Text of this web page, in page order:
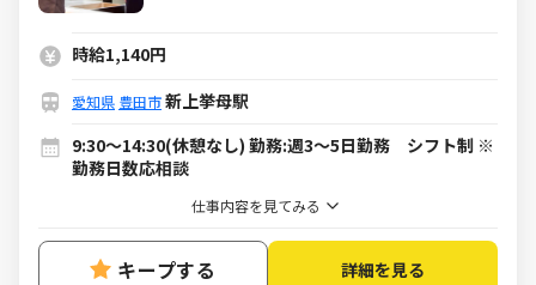
時給1,140円
愛知県 豊田市新上挙母駅
9:30～14:30(休憩なし) 勤務:週3～5日勤務 シフト制 ※
勤務日数応相談
仕事内容を見てみる
キープする 詳細を見る